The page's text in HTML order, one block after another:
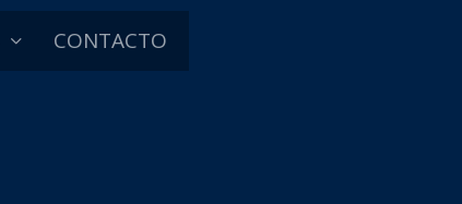
CONTACTO